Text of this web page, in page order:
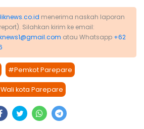
menerima naskah laporan
Silahkan kirim ke email:
atau Whatsapp +62
#Pemkot Parepare
kota Parepare